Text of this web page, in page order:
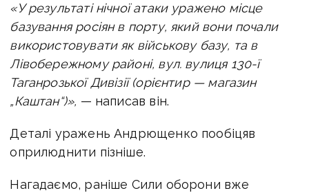
«У результаті нічної атаки уражено місце
базування росіян в порту, який вони почали
використовувати як військову базу, та в
Лівобережному районі, вул. вулиця 130-ї
Таганрозької Дивізії (орієнтир — магазин
„Каштан“)», — написав він.
Деталі уражень Андрющенко пообіцяв
оприлюднити пізніше.
Нагадаємо, раніше Сили оборони вже